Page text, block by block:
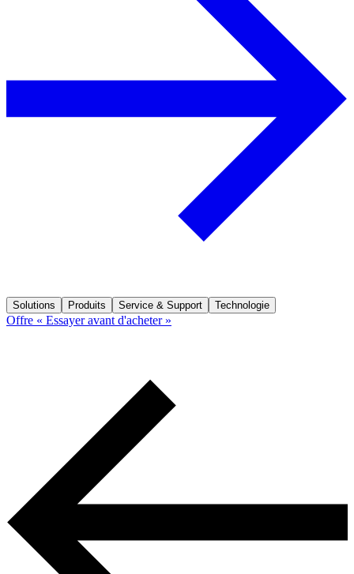
Solutions Produits Service & Support Technologie
Offre « Essayer avant d'acheter »